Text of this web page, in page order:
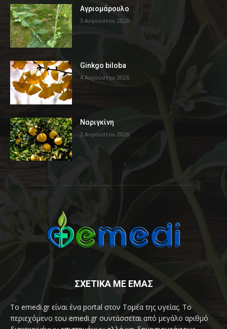
Αγριομάρουλο
5 Αυγούστου 2026
Ginkgo biloba
4 Αυγούστου 2026
Ναριγκίνη
2 Αυγούστου 2026
ΣΧΕΤΙΚΑ ΜΕ ΕΜΑΣ
Το emedi.gr είναι ένα portal στον Τομέα της υγείας. Το
περιεχόμενο του emedi.gr συντάσσεται από μεγάλο αριθμό